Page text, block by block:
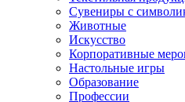
Сувениры с
Животные
Искусство
Корпоративные
Настольные игры
Образование
Профессии